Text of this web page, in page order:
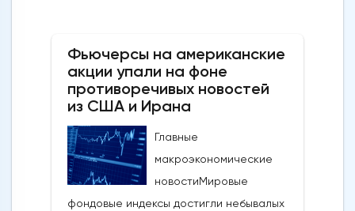
Фьючерсы на американские
акции упали на фоне
противоречивых новостей
из США и Ирана
Главные
макроэкономические
новостиМировые
фондовые индексы достигли небывалых